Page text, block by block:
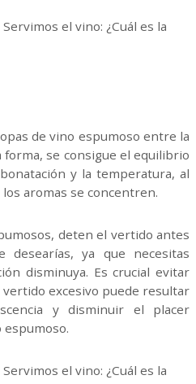
de vino espumoso entre la
forma, se consigue el equilibrio
y la temperatura, al
aromas se concentren.
deten el vertido antes
ya que necesitas
disminuya. Es crucial evitar
excesivo puede resultar
y disminuir el placer